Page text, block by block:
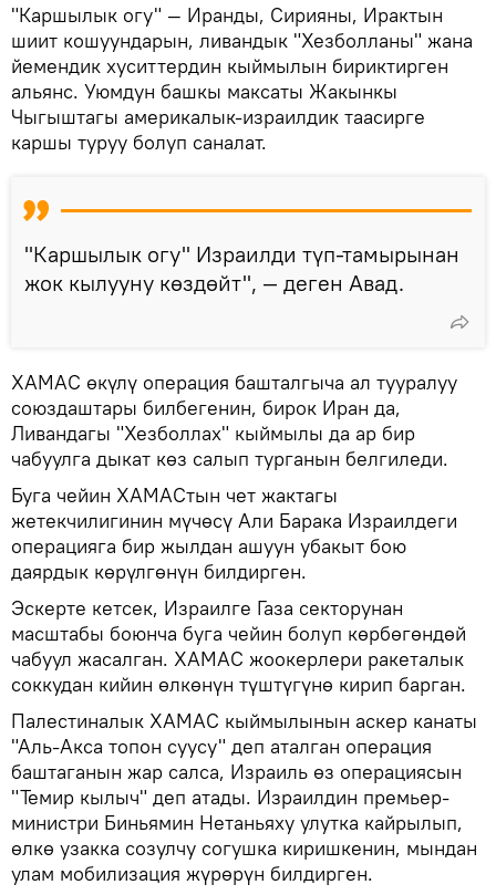
"Каршылык огу" — Иранды, Сирияны, Ирактын
шиит кошуундарын, ливандык "Хезболланы" жана
йемендик хуситтердин кыймылын бириктирген
альянс. Уюмдун башкы максаты Жакынкы
Чыгыштагы америкалык-израилдик таасирге
каршы туруу болуп саналат.
"Каршылык огу" Израилди түп-тамырынан
жок кылууну көздөйт", — деген Авад.
ХАМАС өкүлү операция башталгыча ал тууралуу
союздаштары билбегенин, бирок Иран да,
Ливандагы "Хезболлах" кыймылы да ар бир
чабуулга дыкат көз салып турганын белгиледи.
Буга чейин ХАМАСтын чет жактагы
жетекчилигинин мүчөсү Али Барака Израилдеги
операцияга бир жылдан ашуун убакыт бою
даярдык көрүлгөнүн билдирген.
Эскерте кетсек, Израилге Газа секторунан
масштабы боюнча буга чейин болуп көрбөгөндөй
чабуул жасалган. ХАМАС жоокерлери ракеталык
соккудан кийин өлкөнүн түштүгүнө кирип барган.
Палестиналык ХАМАС кыймылынын аскер канаты
"Аль-Акса топон суусу" деп аталган операция
баштаганын жар салса, Израиль өз операциясын
"Темир кылыч" деп атады. Израилдин премьер-
министри Биньямин Нетаньяху улутка кайрылып,
өлкө узакка созулчу согушка киришкенин, мындан
улам мобилизация жүрөрүн билдирген.